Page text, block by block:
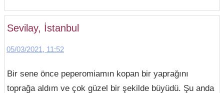
Sevilay, İstanbul
05/03/2021, 11:52
Bir sene önce peperomiamın kopan bir yaprağını
toprağa aldım ve çok güzel bir şekilde büyüdü. Şu anda